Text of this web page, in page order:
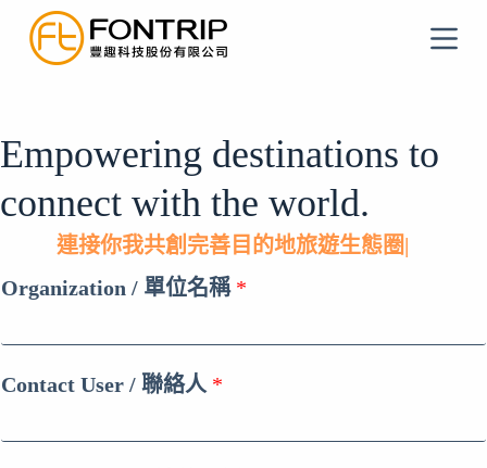
跳
至
容
Empowering destinations to
connect with the world.
連接你我共創完善目的地旅遊生|
Organization / 單位名稱 *
Contact User / 聯絡人 *